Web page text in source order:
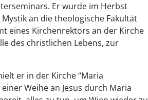
Er wurde im Herbst
an die theologische Fakultät
eines Kirchenrektors an der Kirche
des christlichen Lebens, zur
er in der Kirche “Maria
Weihe an Jesus durch Maria